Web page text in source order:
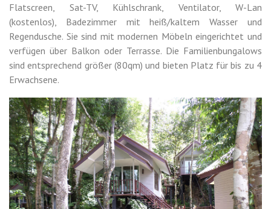
Flatscreen, Sat-TV, Kühlschrank, Ventilator, W-Lan
(kostenlos), Badezimmer mit heiß/kaltem Wasser und
Regendusche. Sie sind mit modernen Möbeln eingerichtet und
verfügen über Balkon oder Terrasse. Die Familienbungalows
sind entsprechend größer (80qm) und bieten Platz für bis zu 4
Erwachsene.